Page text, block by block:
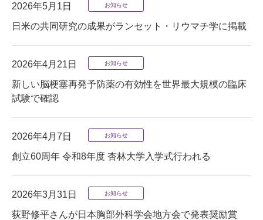
2026年5月1日 お知らせ
日米の共同研究の成果がランセット・リウマチ学に掲載
2026年4月21日 お知らせ
新しい脳梗塞再発予防薬の有効性を世界最大規模の臨床
試験で確認
2026年4月7日 お知らせ
創立60周年 令和8年度 杏林大学入学式行われる
2026年3月31日 お知らせ
荻野修平さんが日本胸部外科学会地方会で発表奨励賞